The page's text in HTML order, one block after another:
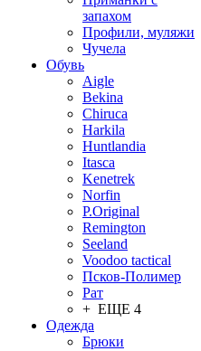
запахом
Профили, муляжи
Чучела
Обувь
Aigle
Bekina
Chiruсa
Harkila
Huntlandia
Itasca
Kenetrek
Norfin
P.Original
Remington
Seeland
Voodoo tactical
Псков-Полимер
Рат
+ ЕЩЕ 4
Одежда
Брюки